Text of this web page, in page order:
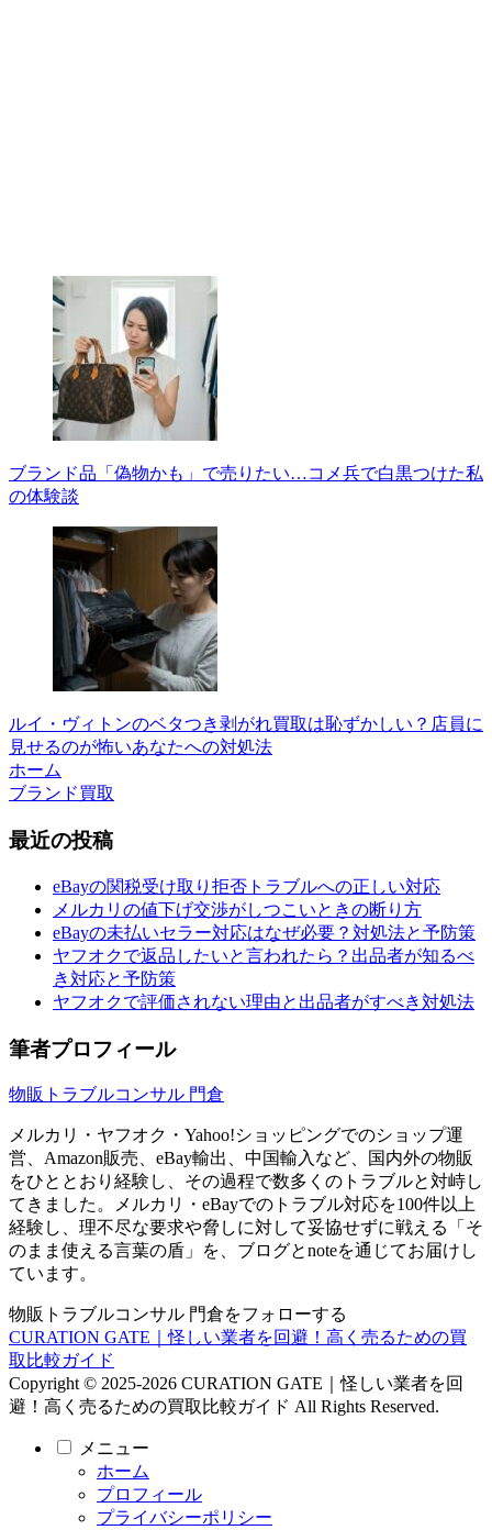
ブランド品「偽物かも」で売りたい…コメ兵で白黒つけた私
の体験談
ルイ・ヴィトンのベタつき剥がれ買取は恥ずかしい？店員に
見せるのが怖いあなたへの対処法
ホーム
ブランド買取
最近の投稿
eBayの関税受け取り拒否トラブルへの正しい対応
メルカリの値下げ交渉がしつこいときの断り方
eBayの未払いセラー対応はなぜ必要？対処法と予防策
ヤフオクで返品したいと言われたら？出品者が知るべ
き対応と予防策
ヤフオクで評価されない理由と出品者がすべき対処法
筆者プロフィール
物販トラブルコンサル 門倉
メルカリ・ヤフオク・Yahoo!ショッピングでのショップ運
営、Amazon販売、eBay輸出、中国輸入など、国内外の物販
をひととおり経験し、その過程で数多くのトラブルと対峙し
てきました。メルカリ・eBayでのトラブル対応を100件以上
経験し、理不尽な要求や脅しに対して妥協せずに戦える「そ
のまま使える言葉の盾」を、ブログとnoteを通じてお届けし
ています。
物販トラブルコンサル 門倉をフォローする
CURATION GATE｜怪しい業者を回避！高く売るための買
取比較ガイド
Copyright © 2025-2026 CURATION GATE｜怪しい業者を回
避！高く売るための買取比較ガイド All Rights Reserved.
メニュー
ホーム
プロフィール
プライバシーポリシー